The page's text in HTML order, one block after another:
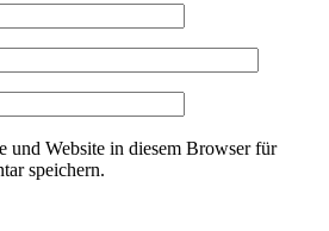
und Website in diesem Browser für
speichern.